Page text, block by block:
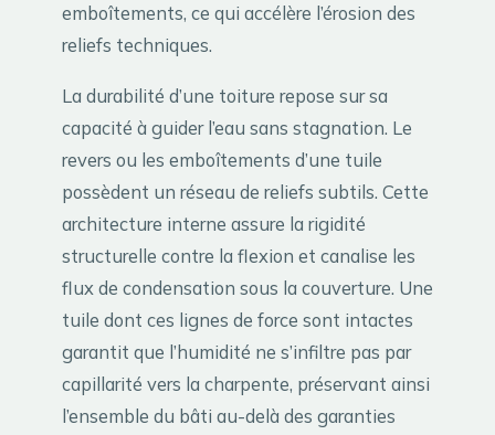
emboîtements, ce qui accélère l’érosion des
reliefs techniques.
La durabilité d’une toiture repose sur sa
capacité à guider l’eau sans stagnation. Le
revers ou les emboîtements d’une tuile
possèdent un réseau de reliefs subtils. Cette
architecture interne assure la rigidité
structurelle contre la flexion et canalise les
flux de condensation sous la couverture. Une
tuile dont ces lignes de force sont intactes
garantit que l’humidité ne s’infiltre pas par
capillarité vers la charpente, préservant ainsi
l’ensemble du bâti au-delà des garanties